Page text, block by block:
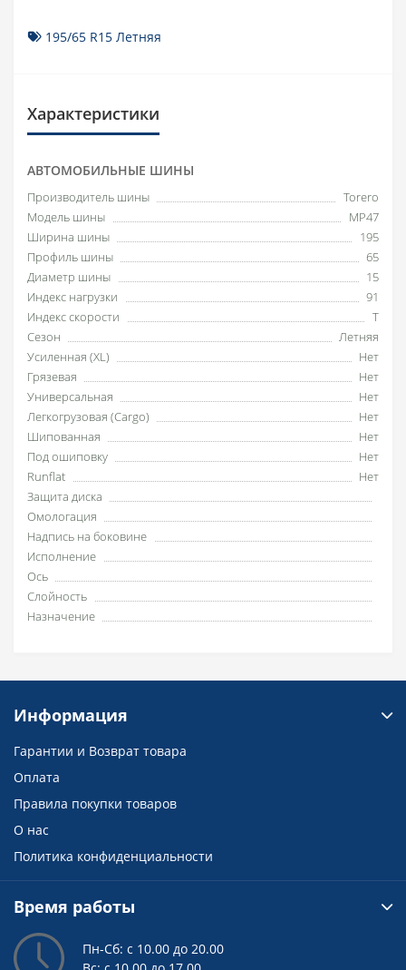
195/65 R15 Летняя
Характеристики
АВТОМОБИЛЬНЫЕ ШИНЫ
Производитель шины
Torero
Модель шины
MP47
Ширина шины
195
Профиль шины
65
Диаметр шины
15
Индекс нагрузки
91
Индекс скорости
T
Сезон
Летняя
Усиленная (XL)
Нет
Грязевая
Нет
Универсальная
Нет
Легкогрузовая (Cargo)
Нет
Шипованная
Нет
Под ошиповку
Нет
Runflat
Нет
Защита диска
Омологация
Надпись на боковине
Исполнение
Ось
Слойность
Назначение
Информация
Гарантии и Возврат товара
Оплата
Правила покупки товаров
О нас
Политика конфиденциальности
Время работы
Пн-Сб: с 10.00 до 20.00